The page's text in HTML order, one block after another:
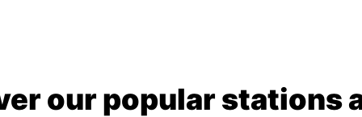
our popular stations